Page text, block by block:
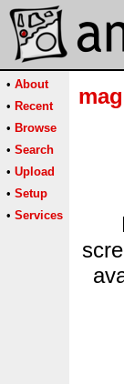
• About
• Recent
• Browse
• Search
• Upload
• Setup
• Services